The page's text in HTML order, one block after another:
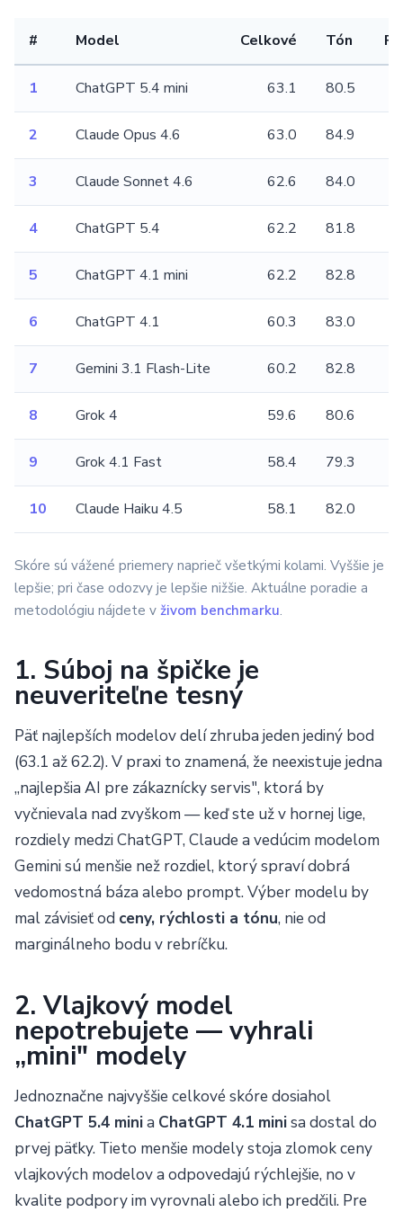
# Model Celkové Tón
1 ChatGPT 5.4 mini 63.1 80.5
2 Claude Opus 4.6 63.0 84.9
3 Claude Sonnet 4.6 62.6 84.0
4 ChatGPT 5.4 62.2 81.8
5 ChatGPT 4.1 mini 62.2 82.8
6 ChatGPT 4.1 60.3 83.0
7 Gemini 3.1 Flash-Lite 60.2 82.8
8 Grok 4 59.6 80.6
9 Grok 4.1 Fast 58.4 79.3
10 Claude Haiku 4.5 58.1 82.0
Skóre sú vážené priemery naprieč všetkými kolami. Vyššie je
lepšie; pri čase odozvy je lepšie nižšie. Aktuálne poradie a
metodológiu nájdete v živom benchmarku.
1. Súboj na špičke je
neuveriteľne tesný
Päť najlepších modelov delí zhruba jeden jediný bod
(63.1 až 62.2). V praxi to znamená, že neexistuje jedna
„najlepšia AI pre zákaznícky servis", ktorá by
vyčnievala nad zvyškom — keď ste už v hornej lige,
rozdiely medzi ChatGPT, Claude a vedúcim modelom
Gemini sú menšie než rozdiel, ktorý spraví dobrá
vedomostná báza alebo prompt. Výber modelu by
mal závisieť od ceny, rýchlosti a tónu, nie od
marginálneho bodu v rebríčku.
2. Vlajkový model
nepotrebujete — vyhrali
„mini" modely
Jednoznačne najvyššie celkové skóre dosiahol
ChatGPT 5.4 minia ChatGPT 4.1 minisa dostal do
prvej päťky. Tieto menšie modely stoja zlomok ceny
vlajkových modelov a odpovedajú rýchlejšie, no v
kvalite podpory im vyrovnali alebo ich predčili. Pre